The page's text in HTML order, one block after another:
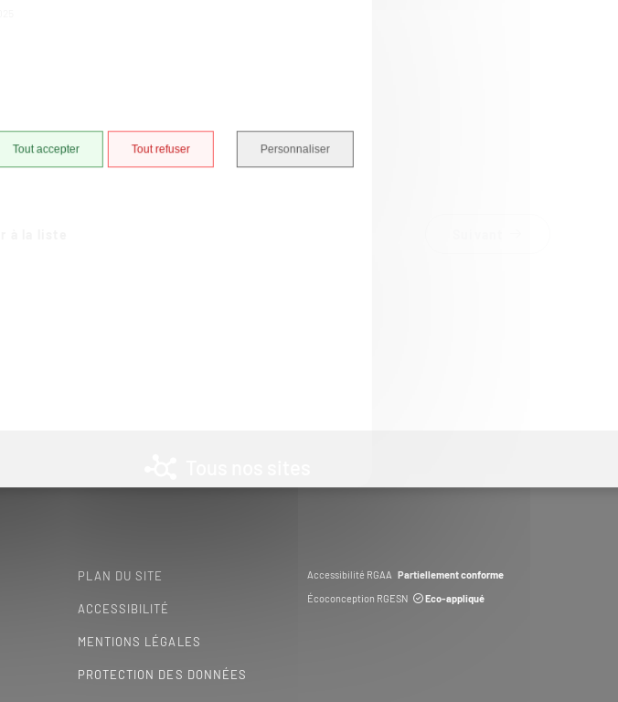
Tout accepter Tout refuser Personnaliser
PLAN DU SITE
ACCESSIBILITÉ
MENTIONS LÉGALES
PROTECTION DES DONNÉES
Accessibilité RGAA Partiellement conforme
Écoconception RGESN
Eco-appliqué